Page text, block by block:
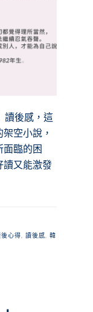
讀後感，這
空小說，
臨的困
讀又能激發
後心得, 讀後感, 韓